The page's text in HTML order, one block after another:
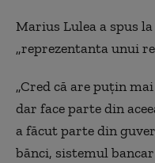
Marius Lulea a spus
„reprezentanta unui
„Cred că are puțin
dar face parte din
a făcut parte din
bănci, sistemul